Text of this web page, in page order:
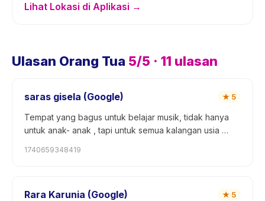
Lihat Lokasi di Aplikasi →
Ulasan Orang Tua 5/5 · 11 ulasan
saras gisela (Google) ★ 5
Tempat yang bagus untuk belajar musik, tidak hanya
untuk anak- anak , tapi untuk semua kalangan usia …
1740659348419
Rara Karunia (Google) ★ 5